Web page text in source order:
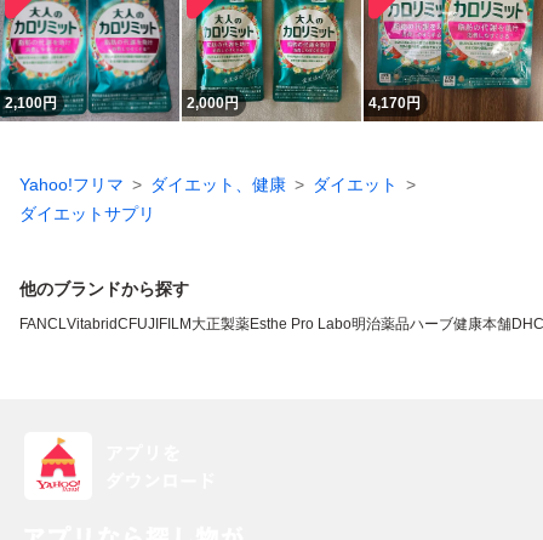
2,100円 2,000円 4,170円
Yahoo!フリマ ダイエット、健康
ダイエット
ダイエットサプリ
他のブランドから探す
FANCLVitabridC FUJIFILM 大正製薬Esthe Pro Labo明治薬品ハーブ健康本舗DHC